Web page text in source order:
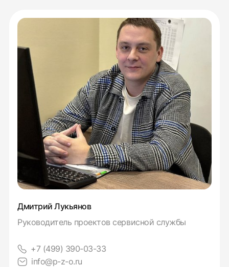
Дмитрий Лукьянов
Руководитель проектов сервисной службы
+7 (499) 390-03-33
info@p-z-o.ru